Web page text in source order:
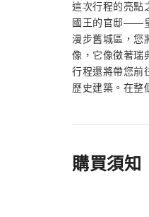
這次行程的亮點
國王的官邸——
漫步舊城區，您
像，它像徵著瑞
行程還將帶您前
歷史建築。在整
購買須知